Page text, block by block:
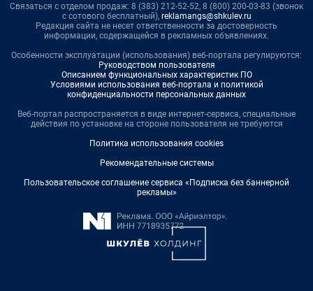
Связаться с отделом продаж: 8 (383) 212-52-52, 8 (800) 200-03-83 (звонок
с сотового бесплатный), reklamangs@shkulev.ru
Редакция сайта не несет ответственности за достоверность
информации, содержащейся в рекламных объявлениях.
Особенности эксплуатации (использования) веб-портала регулируются:
Руководством пользователя
Описанием функциональных характеристик ПО
Условиями использования веб-портала и политикой
конфиденциальности персональных данных
Веб-портал распространяется в виде интернет-сервиса, специальные
действия по установке на стороне пользователя не требуются
Политика использования cookies
Рекомендательные системы
Пользовательское соглашение сервиса «Подписка без баннерной
рекламы»